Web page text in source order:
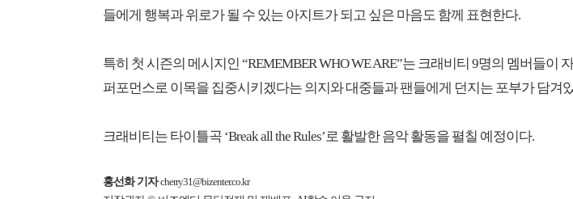
들에게 행복과 위로가 될 수 있는 아지트가 되고 싶은 마음도 함께 표현한다.
특히 첫 시즌의 메시지인 “REMEMBER WHO WE ARE”는 크래비티 9명의 멤버들이
퍼포먼스로 이목을 집중시키겠다는 의지와 대중들과 팬들에게 던지는 포부가 담겨
크래비티는 타이틀곡 ‘Break all the Rules’로 활발한 음악 활동을 펼칠 예정이다.
홍선화 기자 cherry31@bizenter.co.kr